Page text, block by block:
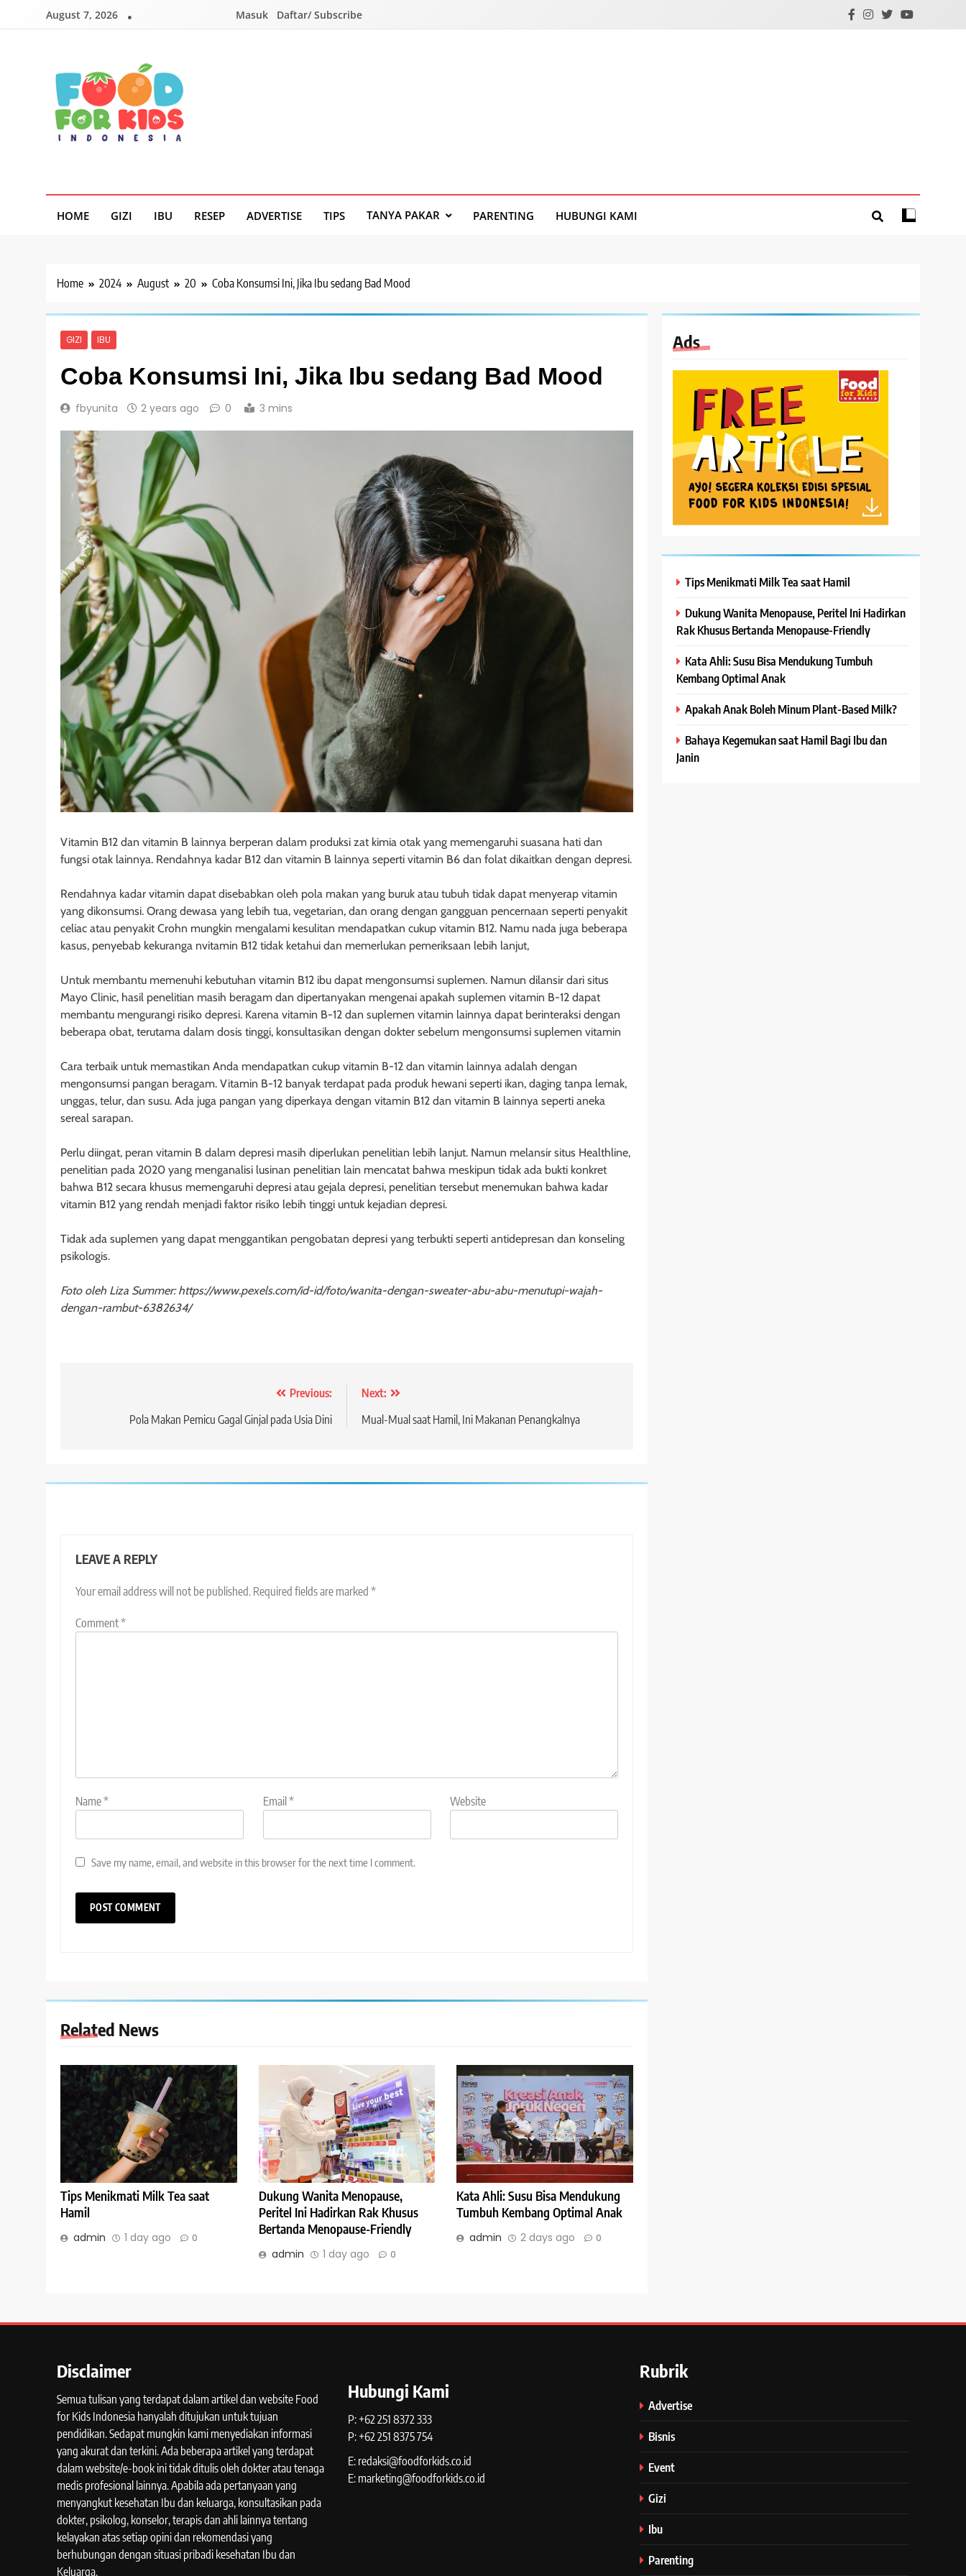
August 7, 2026 Masuk Daftar/ Subscribe
HOME GIZI IBU RESEP ADVERTISE TIPS TANYA PAKAR PARENTING HUBUNGI KAMI
Home 2024 August 20 Coba Konsumsi Ini, Jika Ibu sedang Bad Mood
GIZI IBU
Coba Konsumsi Ini, Jika Ibu sedang Bad Mood
fbyunita 2 years ago 0 3 mins
Vitamin B12 dan vitamin B lainnya berperan dalam produksi zat kimia otak yang memengaruhi suasana hati dan
fungsi otak lainnya. Rendahnya kadar B12 dan vitamin B lainnya seperti vitamin B6 dan folat dikaitkan dengan depresi.
Rendahnya kadar vitamin dapat disebabkan oleh pola makan yang buruk atau tubuh tidak dapat menyerap vitamin
yang dikonsumsi. Orang dewasa yang lebih tua, vegetarian, dan orang dengan gangguan pencernaan seperti penyakit
celiac atau penyakit Crohn mungkin mengalami kesulitan mendapatkan cukup vitamin B12. Namu nada juga beberapa
kasus, penyebab kekuranga nvitamin B12 tidak ketahui dan memerlukan pemeriksaan lebih lanjut,
Untuk membantu memenuhi kebutuhan vitamin B12 ibu dapat mengonsumsi suplemen. Namun dilansir dari situs
Mayo Clinic, hasil penelitian masih beragam dan dipertanyakan mengenai apakah suplemen vitamin B-12 dapat
membantu mengurangi risiko depresi. Karena vitamin B-12 dan suplemen vitamin lainnya dapat berinteraksi dengan
beberapa obat, terutama dalam dosis tinggi, konsultasikan dengan dokter sebelum mengonsumsi suplemen vitamin
Cara terbaik untuk memastikan Anda mendapatkan cukup vitamin B-12 dan vitamin lainnya adalah dengan
mengonsumsi pangan beragam. Vitamin B-12 banyak terdapat pada produk hewani seperti ikan, daging tanpa lemak,
unggas, telur, dan susu. Ada juga pangan yang diperkaya dengan vitamin B12 dan vitamin B lainnya seperti aneka
sereal sarapan.
Perlu diingat, peran vitamin B dalam depresi masih diperlukan penelitian lebih lanjut. Namun melansir situs Healthline,
penelitian pada 2020 yang menganalisi lusinan penelitian lain mencatat bahwa meskipun tidak ada bukti konkret
bahwa B12 secara khusus memengaruhi depresi atau gejala depresi, penelitian tersebut menemukan bahwa kadar
vitamin B12 yang rendah menjadi faktor risiko lebih tinggi untuk kejadian depresi.
Tidak ada suplemen yang dapat menggantikan pengobatan depresi yang terbukti seperti antidepresan dan konseling
psikologis.
Foto oleh Liza Summer: https://www.pexels.com/id-id/foto/wanita-dengan-sweater-abu-abu-menutupi-wajah-
dengan-rambut-6382634/
navigation
Previous:
Pola Makan Pemicu Gagal Ginjal pada Usia Dini
Next:
Mual-Mual saat Hamil, Ini Makanan Penangkalnya
LEAVE A REPLY
Your email address will not be published. Required fields are marked *
Comment*
Name* Email * Website
Save my name, email, and website in this browser for the next time I comment.
Related News
Tips Menikmati Milk Tea saat
Hamil
admin 1 day ago 0
Dukung Wanita Menopause,
Peritel Ini Hadirkan Rak Khusus
Bertanda Menopause-Friendly
admin 1 day ago 0
Kata Ahli: Susu Bisa Mendukung
Tumbuh Kembang Optimal Anak
admin 2 days ago 0
Ads
Tips Menikmati Milk Tea saat Hamil
Dukung Wanita Menopause, Peritel Ini Hadirkan
Rak Khusus Bertanda Menopause-Friendly
Kata Ahli: Susu Bisa Mendukung Tumbuh
Kembang Optimal Anak
Apakah Anak Boleh Minum Plant-Based Milk?
Bahaya Kegemukan saat Hamil Bagi Ibu dan
Janin
Disclaimer
Semua tulisan yang terdapat dalam artikel dan website Food
for Kids Indonesia hanyalah ditujukan untuk tujuan
pendidikan. Sedapat mungkin kami menyediakan informasi
yang akurat dan terkini. Ada beberapa artikel yang terdapat
dalam website/e-book ini tidak ditulis oleh dokter atau tenaga
medis profesional lainnya. Apabila ada pertanyaan yang
menyangkut kesehatan Ibu dan keluarga, konsultasikan pada
dokter, psikolog, konselor, terapis dan ahli lainnya tentang
kelayakan atas setiap opini dan rekomendasi yang
berhubungan dengan situasi pribadi kesehatan Ibu dan
Keluarga.
Hubungi Kami
P: +62 251 8372 333
P: +62 251 8375 754
E: redaksi@foodforkids.co.id
E: marketing@foodforkids.co.id
Rubrik
Advertise
Bisnis
Event
Gizi
Ibu
Parenting